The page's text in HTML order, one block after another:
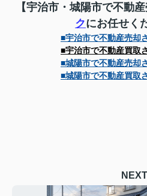
【宇治市・城陽市で不動
クにお任せく
■宇治市で不動産売却
■宇治市で不動産買取
■城陽市で不動産売却
■城陽市で不動産買取
NEXT